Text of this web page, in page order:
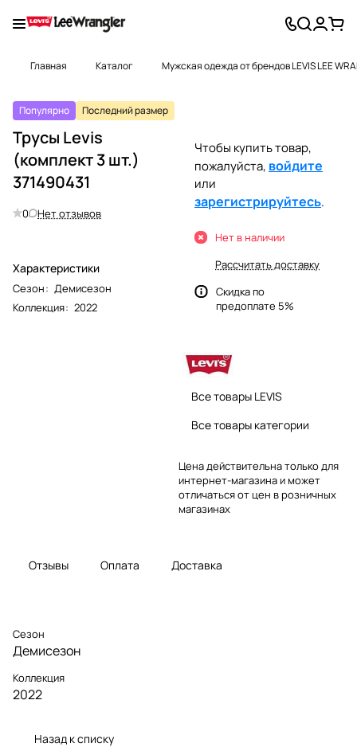
Главная Каталог Мужская одежда от брендов LEVIS LEE
Популярно Последний размер
Трусы Levis
(комплект 3 шт.)
371490431
0 Нет отзывов
Характеристики
Сезон: Демисезон
Коллекция: 2022
Чтобы купить товар,
пожалуйста, войдите
или
зарегистрируйтесь.
Нет в наличии
Рассчитать доставку
Скидка по
предоплате 5%
Все товары LEVIS
Все товары категории
Цена действительна только для
интернет-магазина и может
отличаться от цен в розничных
магазинах
Отзывы Оплата Доставка
Сезон
Демисезон
Коллекция
2022
Назад к списку